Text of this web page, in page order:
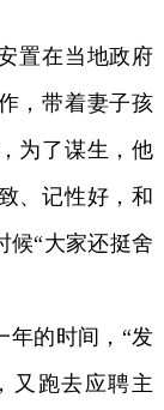
置在当地政府
，带着妻子孩
为了谋生，他
、记性好，和
候“大家还挺舍
的时间，“发
又跑去应聘主